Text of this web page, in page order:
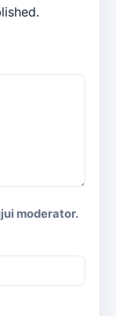
moderator.